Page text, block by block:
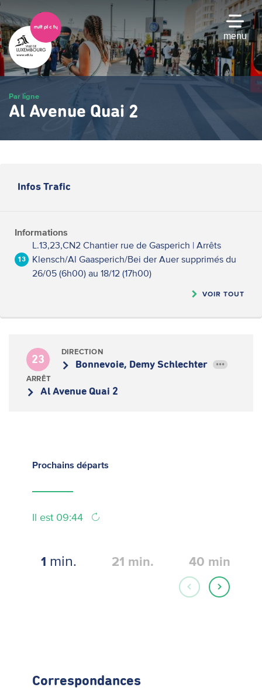
Passer
au
contenu
principal
menu
Par ligne
Al Avenue Quai 2
Infos Trafic
Informations
13
L.13,23,CN2 Chantier rue de Gasperich | Arrêts
Klensch/Al Gaasperich/Bei der Auer supprimés du
26/05 (6h00) au 18/12 (17h00)
VOIR TOUT
23
DIRECTION
Bonnevoie, Demy Schlechter •••
ARRÊT
Al Avenue Quai 2
Prochains départs
Il est 09:44
1 min. 21 min. 40 min.
Correspondances